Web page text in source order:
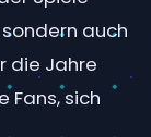
auch
die Jahre
Fans, sich